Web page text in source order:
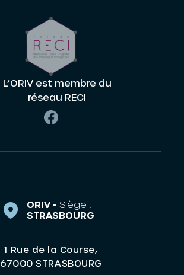
L’ORIV est membre du
réseau RECI
ORIV - Siège :
STRASBOURG
1 Rue de la Course,
67000 STRASBOURG